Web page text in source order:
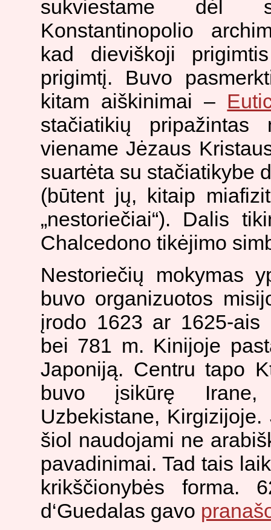
sukviestame dėl
Konstantinopolio
kad dieviškoji
prigimtį. Buvo
kitam aiškinimai –
stačiatikių
viename Jėzaus
suartėta su stačiatikybe
(būtent jų, kitaip
„nestoriečiai“). Dalis
Chalcedono tikėjimo
Nestoriečių mokymas
buvo organizuotos
įrodo 1623 ar 1625-ais
bei 781 m. Kinijoje
Japoniją. Centru tapo
buvo įsikūrę Irane,
Uzbekistane,
šiol naudojami ne
pavadinimai. Tad tais
krikščionybės forma.
d‘Guedalas gavo